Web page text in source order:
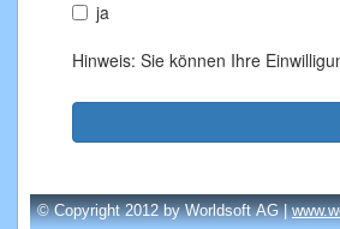
© Copyright 2012 by Worldsoft AG |